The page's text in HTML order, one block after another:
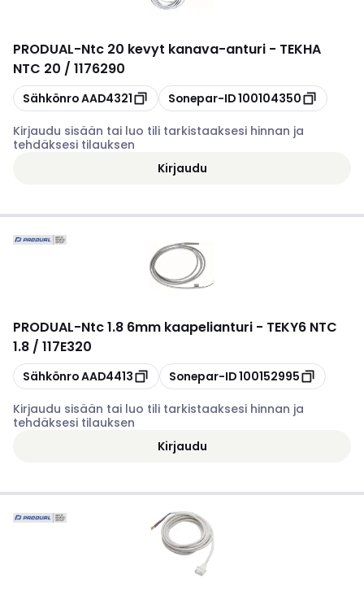
PRODUAL-Ntc 20 kevyt kanava-anturi - TEKHA
NTC 20 / 1176290
Kopioi
SähkönroAAD4321 Kopioi
Sonepar-ID100104350
Kirjaudu sisään tai luo tili tarkistaaksesi hinnan ja
tehdäksesi tilauksen
Kirjaudu
PRODUAL-Ntc 1.8 6mm kaapelianturi - TEKY6 NTC
1.8 / 117E320
Kopioi
SähkönroAAD4413 Kopioi
Sonepar-ID100152995
Kirjaudu sisään tai luo tili tarkistaaksesi hinnan ja
tehdäksesi tilauksen
Kirjaudu